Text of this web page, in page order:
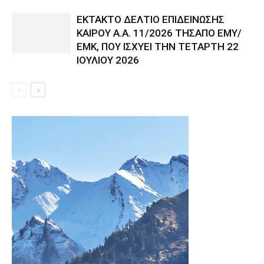
ΕΚΤΑΚΤΟ ΔΕΛΤΙΟ ΕΠΙΔΕΙΝΩΣΗΣ
ΚΑΙΡΟΥ Α.Α. 11/2026 ΤΗΣΑΠΟ ΕΜΥ/
ΕΜΚ, ΠΟΥ ΙΣΧΥΕΙ ΤΗΝ ΤΕΤΑΡΤΗ 22
ΙΟΥΛΙΟΥ 2026